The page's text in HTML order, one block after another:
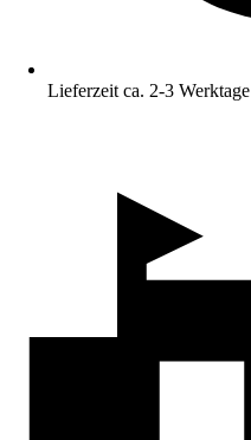
Lieferzeit ca. 2-3 Werktage